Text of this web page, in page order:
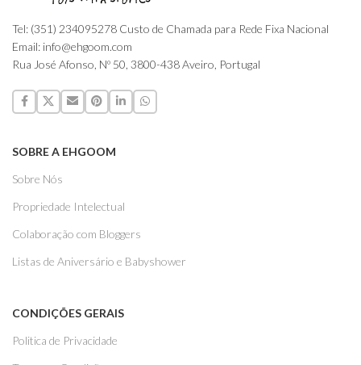
Tel: (351) 234095278 Custo de Chamada para Rede Fixa Nacional
Email: info@ehgoom.com
Rua José Afonso, Nº 50, 3800-438 Aveiro, Portugal
SOBRE A EHGOOM
Sobre Nós
Propriedade Intelectual
Colaboração com Bloggers
Listas de Aniversário e Babyshower
CONDIÇÕES GERAIS
Politica de Privacidade